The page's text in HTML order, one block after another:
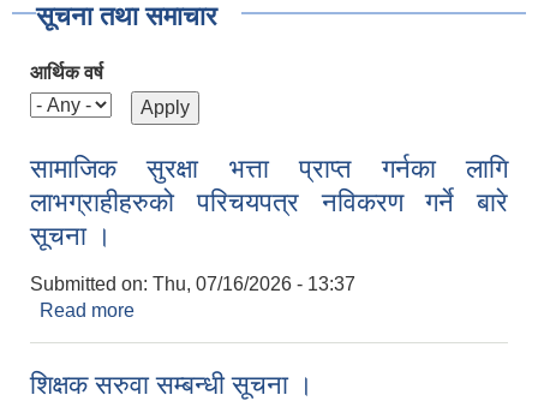
सूचना तथा समाचार
आर्थिक वर्ष
सामाजिक सुरक्षा भत्ता प्राप्त गर्नका लागि
लाभग्राहीहरुको परिचयपत्र नविकरण गर्ने बारे
सूचना ।
Submitted on: Thu, 07/16/2026 - 13:37
Read more
शिक्षक सरुवा सम्बन्धी सूचना ।